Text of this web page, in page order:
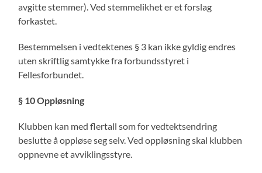
avgitte stemmer). Ved stemmelikhet er et forslag
forkastet.
Bestemmelsen i vedtektenes § 3 kan ikke gyldig endres
uten skriftlig samtykke fra forbundsstyret i
Fellesforbundet.
§ 10Oppløsning
Klubben kan med flertall som for vedtektsendring
beslutte å oppløse seg selv. Ved oppløsning skal klubben
oppnevne et avviklingsstyre.